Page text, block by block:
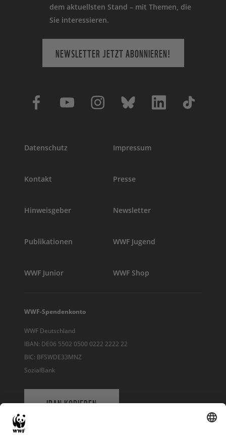
dem aktuellsten Stand – mit Themen, die
Sie interessieren.
NEWSLETTER JETZT ABONNIEREN!
Datenschutz Impressum
Kontakt Presse
Hinweisgeber Newsletter
Publikationen WWF Jugend
WWF Junior WWF Shop
WWF-Spendenkonto
WWF Deutschland
IBAN: DE06 5502 0500 0222 2222 22
BIC: BFSWDE33MNZ
SozialBank
IBAN KOPIEREN